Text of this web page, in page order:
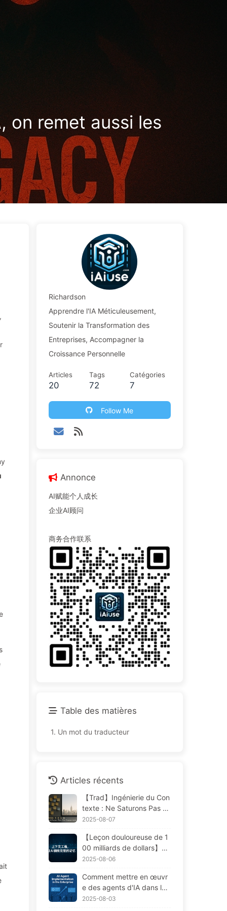
on remet aussi les
Richardson
Apprendre l'IA Méticuleusement,
Soutenir la Transformation des
Entreprises, Accompagner la
Croissance Personnelle
Articles
20
Tags
72
Catégories
7
Follow Me
Annonce
AI赋能个人成长
企业AI顾问
商务合作联系
Table des matières
1. Un mot du traducteur
Articles récents
【Trad】Ingénierie du Con
texte : Ne Saturons Pas N
os Fenêtres ! Utilisons Les
on, Filtrage, Compression
et Isolation, Évitons Les Pe
rturbations Toxiques et Ga
rdons le Bruit à L'extérieur
— Apprenons Lentement
L'IA170
2025-08-07
【Leçon douloureuse de 1
00 milliards de dollars】Po
urquoi les assistants IA co
reprises "oublient" souven
t aux moments cruciaux, p
ermettant ainsi à leurs con
2025-08-06
Comment mettre en œuvr
e des agents d'IA dans les
flux de travail d'entreprise
2025-08-03